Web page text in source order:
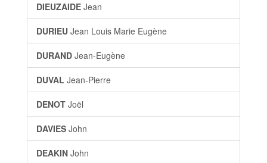
DIEUZAIDE Jean
DURIEU Jean Louis Marie Eugène
DURAND Jean-Eugène
DUVAL Jean-Pierre
DENOT Joël
DAVIES John
DEAKIN John